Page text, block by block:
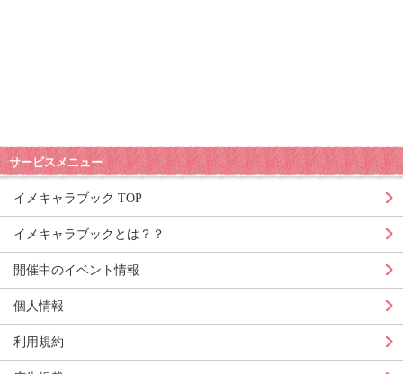
サービスメニュー
イメキャラブック TOP
イメキャラブックとは？？
開催中のイベント情報
個人情報
利用規約